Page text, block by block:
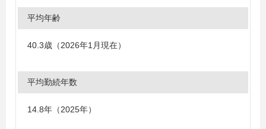
平均年齢
40.3歳（2026年1月現在）
平均勤続年数
14.8年（2025年）